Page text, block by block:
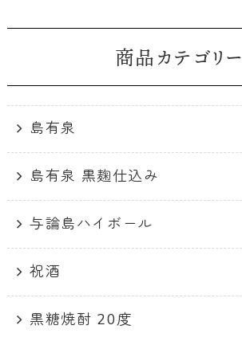
商品カテゴリー
島有泉
島有泉 黒麹仕込み
与論島ハイボール
祝酒
黒糖焼酎 20度